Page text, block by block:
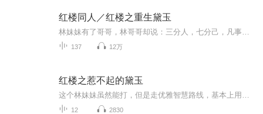
红楼同人／红楼之重生黛玉
137 12万
红楼之惹不起的黛玉
12 2830